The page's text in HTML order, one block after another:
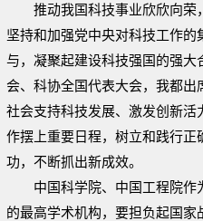
推动我国科技事业欣欣向荣
坚持和加强党中央对科技工作
与，凝聚起建设科技强国的强
会、科协全国代表大会，我都
社会支持科技发展、激发创新
作摆上重要日程，树立和践行正
功，不断抓出新成效。
中国科学院、中国工程院
的最高学术机构，要担负起国